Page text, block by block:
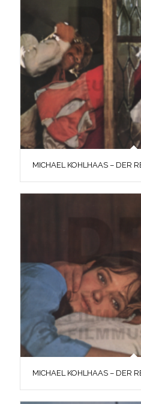
MICHAEL KOHLHAAS – DER
MICHAEL KOHLHAAS – DER